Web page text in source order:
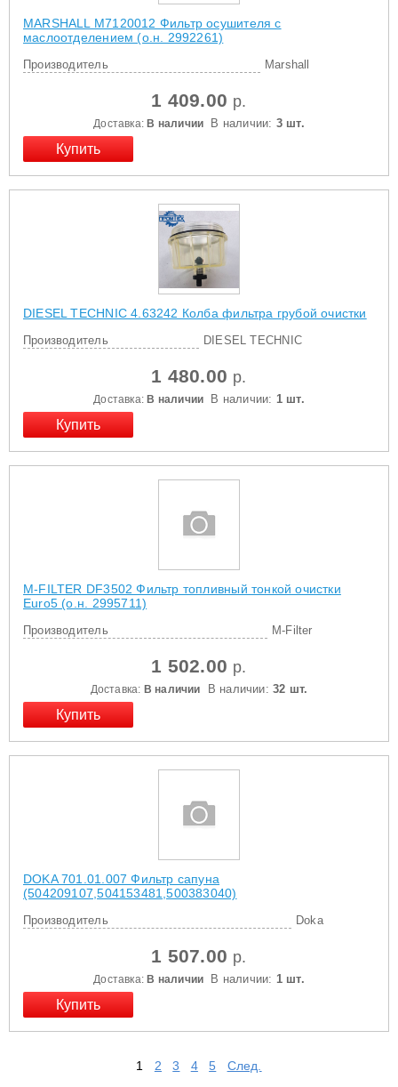
MARSHALL M7120012 Фильтр осушителя с
маслоотделением (о.н. 2992261)
Производитель Marshall
1 409.00 р.
Доставка: В наличии В наличии: 3 шт.
DIESEL TECHNIC 4.63242 Колба фильтра грубой очистки
Производитель DIESEL TECHNIC
1 480.00 р.
Доставка: В наличии В наличии: 1 шт.
M-FILTER DF3502 Фильтр топливный тонкой очистки
Euro5 (о.н. 2995711)
Производитель M-Filter
1 502.00 р.
Доставка: В наличии В наличии:32 шт.
DOKA 701.01.007 Фильтр сапуна
(504209107,504153481,500383040)
Производитель Doka
1 507.00 р.
Доставка: В наличии В наличии: 1 шт.
1 2 3 4 5 След.